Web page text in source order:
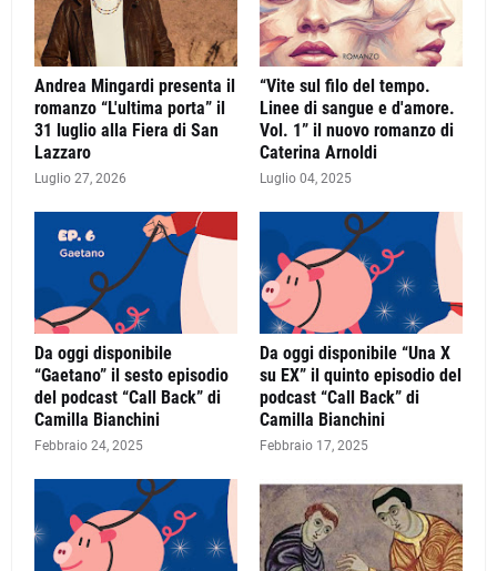
Andrea Mingardi presenta il
romanzo “L'ultima porta” il
31 luglio alla Fiera di San
Lazzaro
Luglio 27, 2026
“Vite sul filo del tempo.
Linee di sangue e d'amore.
Vol. 1” il nuovo romanzo di
Caterina Arnoldi
Luglio 04, 2025
Da oggi disponibile
“Gaetano” il sesto episodio
del podcast “Call Back” di
Camilla Bianchini
Febbraio 24, 2025
Da oggi disponibile “Una X
su EX” il quinto episodio del
podcast “Call Back” di
Camilla Bianchini
Febbraio 17, 2025